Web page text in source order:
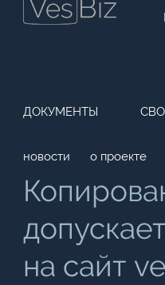
ДОКУМЕНТЫ
новости о проекте
на сайт